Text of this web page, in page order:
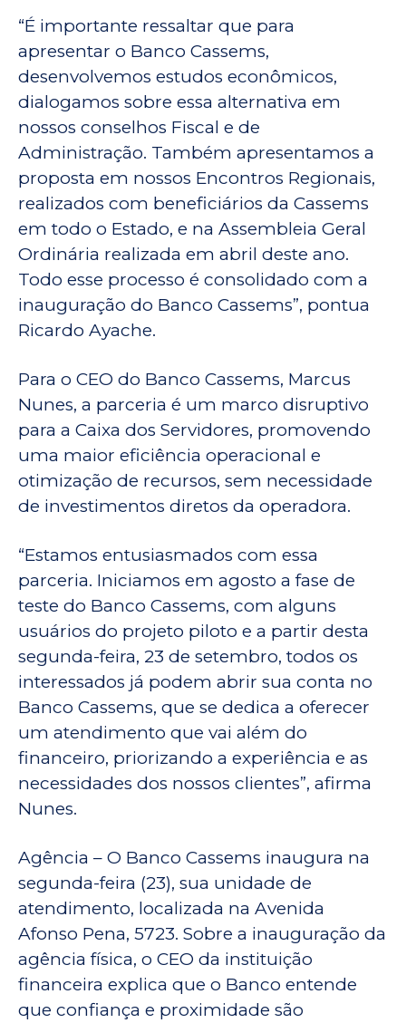
“É importante ressaltar que para
apresentar o Banco Cassems,
desenvolvemos estudos econômicos,
dialogamos sobre essa alternativa em
nossos conselhos Fiscal e de
Administração. Também apresentamos a
proposta em nossos Encontros Regionais,
realizados com beneficiários da Cassems
em todo o Estado, e na Assembleia Geral
Ordinária realizada em abril deste ano.
Todo esse processo é consolidado com a
inauguração do Banco Cassems”, pontua
Ricardo Ayache.
Para o CEO do Banco Cassems, Marcus
Nunes, a parceria é um marco disruptivo
para a Caixa dos Servidores, promovendo
uma maior eficiência operacional e
otimização de recursos, sem necessidade
de investimentos diretos da operadora.
“Estamos entusiasmados com essa
parceria. Iniciamos em agosto a fase de
teste do Banco Cassems, com alguns
usuários do projeto piloto e a partir desta
segunda-feira, 23 de setembro, todos os
interessados já podem abrir sua conta no
Banco Cassems, que se dedica a oferecer
um atendimento que vai além do
financeiro, priorizando a experiência e as
necessidades dos nossos clientes”, afirma
Nunes.
Agência – O Banco Cassems inaugura na
segunda-feira (23), sua unidade de
atendimento, localizada na Avenida
Afonso Pena, 5723. Sobre a inauguração da
agência física, o CEO da instituição
financeira explica que o Banco entende
que confiança e proximidade são